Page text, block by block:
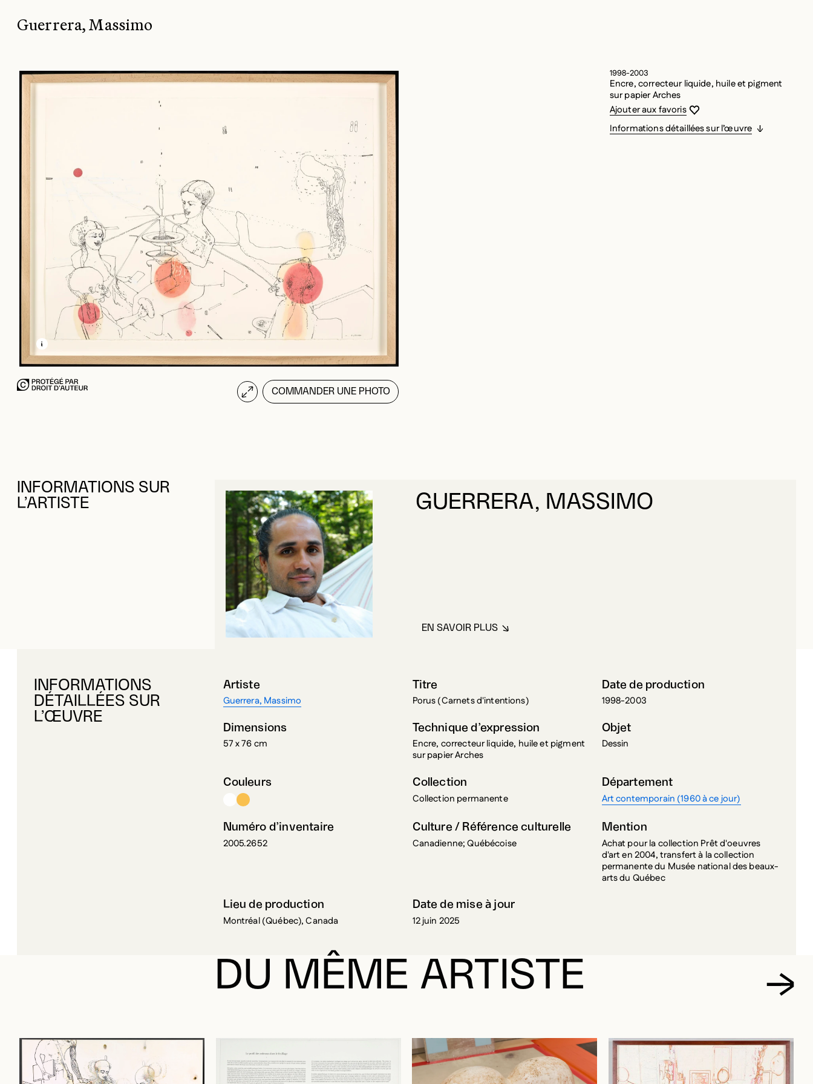
Guerrera, Massimo
EN SAVOIR PLUS SUR CETTE IMAGE
OUVRIR LA MODALE
COMMANDER UNE PHOTO
1998-2003
Encre, correcteur liquide, huile et pigment
sur papier Arches
Vous devez être connecté pour
Fermer la modale
Ouvrir la modale
Ajouter aux favoris
Informations détaillées sur l’œuvre
INFORMATIONS SUR
L’ARTISTE
GUERRERA, MASSIMO
EN SAVOIR PLUSÀ PROPOS DE GUERRERA, MASSIMO
INFORMATIONS
DÉTAILLÉES SUR
L’ŒUVRE
Artiste
Guerrera, Massimo
Titre
Porus (Carnets d'intentions)
Date de production
1998-2003
Dimensions
57 x 76 cm
Technique d’expression
Encre, correcteur liquide, huile et pigment
sur papier Arches
Objet
Dessin
Couleurs Collection
Collection permanente
Département
Art contemporain (1960 à ce jour)
Numéro d’inventaire
2005.2652
Culture / Référence culturelle
Canadienne; Québécoise
Mention
Achat pour la collection Prêt d'oeuvres
d'art en 2004, transfert à la collection
permanente du Musée national des beaux-
arts du Québec
Lieu de production
Montréal (Québec), Canada
Date de mise à jour
12 juin 2025
DU MÊME ARTISTE